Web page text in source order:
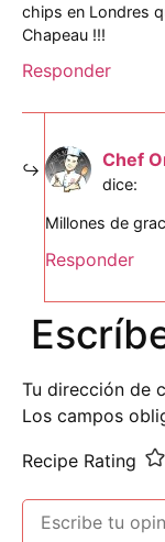
chips en Londres
Chapeau !!!
Responder
Chef
dice:
Millones de
Responder
Tu dirección de
Los campos
Recipe Rating